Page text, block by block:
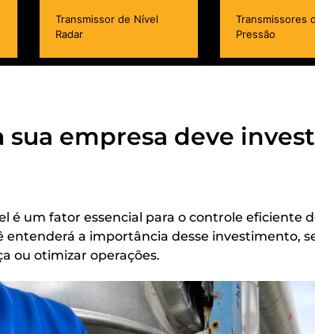
Transmissor de Nível
Radar
Transmissores
Pressão
sua empresa deve
é um fator essencial para o controle eficiente
entenderá a importância desse investimento,
ou otimizar operações.